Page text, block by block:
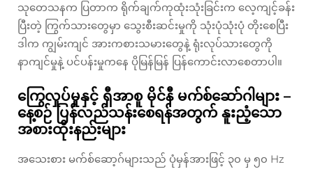
သုတေသနက ပြတာက ရိုက်ချက်ကုထုံးသုံးခြင်းက လေ့ကျင့်ခန်း
ပြီးတဲ့ ကြွက်သားတွေမှာ သွေးစီးဆင်းမှုကို သုံးပုံသုံးပုံ တိုးစေပြီး
ဒါက ကျွမ်းကျင် အားကစားသမားတွေနဲ့ ရုံးလုပ်သားတွေကို
နာကျင်မှုနဲ့ ပင်ပန်းမှုကနေ ပိုမြန်မြန် ပြန်ကောင်းလာစေတာပါ။
ကြွေလှုပ်မှုနှင့် ရှီအာစူ မိုင်နီ မက်စ်ဆော်ဂါများ –
နေ့စဉ် ပြန်လည်သန်းစေရန်အတွက် နူးညံ့သော
အစားထိုးနည်းများ
အသေးစား မက်စ်ဆော့ဂ်များသည် ပုံမှန်အားဖြင့် ၃၀ မှ ၅၀ Hz